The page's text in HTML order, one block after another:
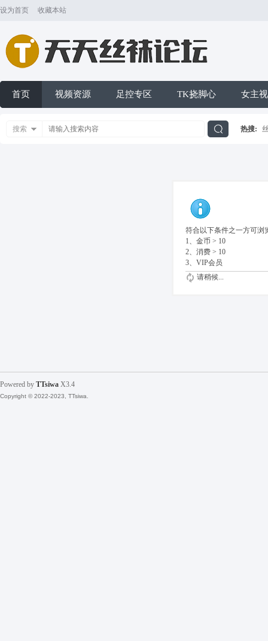
设为首页 收藏本站
首页 视频资源 足控专区 TK挠脚心 女主
搜索 热搜:
符合以下条件之一方可浏
1、金币 > 10
2、消费 > 10
3、VIP会员
请稍候...
Powered by TTsiwa X3.4
Copyright © 2022-2023, TTsiwa.